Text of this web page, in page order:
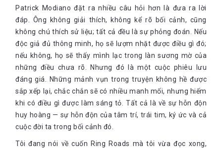
Patrick Modiano đặt ra nhiều câu hỏi hơn là đưa ra lời
đáp. Ông không giải thích, không kể rõ bối cảnh, cũng
không chú thích sử liệu; tất cả đều là sự phỏng đoán. Nếu
độc giả đủ thông minh, họ sẽ lượm nhặt được điều gì đó;
nếu không, họ sẽ thấy mình lạc trong làn sương mờ của
những điều chưa rõ. Nhưng đó là một cuộc phiêu lưu
đáng giá. Những mảnh vụn trong truyện không hề được
sắp xếp lại, chắc chắn sẽ có nhiều manh mối, nhưng hiếm
khi có điều gì được làm sáng tỏ. Tất cả là về sự hỗn độn
huy hoàng — sự hỗn độn của tâm trí, trái tim, ký ức và cả
cuộc đời ta trong bối cảnh đó.
Tôi đang nói về cuốn Ring Roads mà tôi vừa đọc xong,